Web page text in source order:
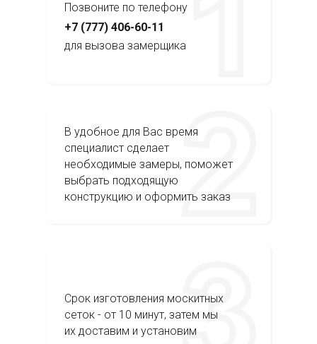
Позвоните по телефону
В удобное для Вас время
специалист сделает
необходимые замеры, поможет
выбрать подходящую
конструкцию и оформить заказ
Срок изготовления москитных
сеток - от 10 минут, затем мы
их доставим и установим
+7 (777) 406-60-11
для вызова замерщика